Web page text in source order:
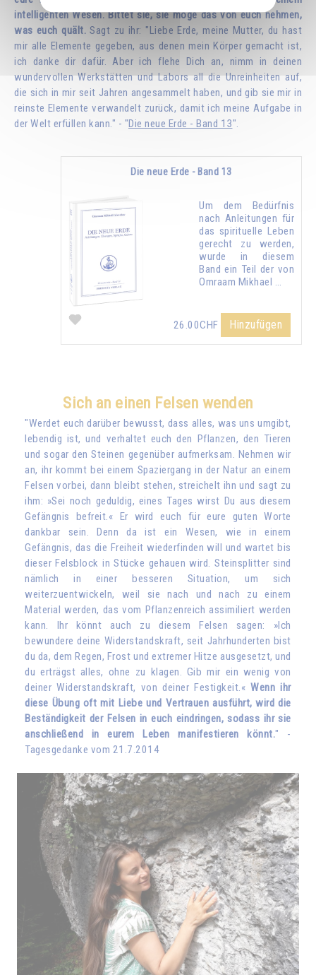
intelligenten Wesen. Bittet sie, sie möge das von euch nehmen,
was euch quält. Sagt zu ihr: "Liebe Erde, meine Mutter, du hast
mir alle Elemente gegeben, aus denen mein Körper gemacht ist,
ich danke dir dafür. Aber ich flehe Dich an, nimm in deinen
wundervollen Werkstätten und Labors all die Unreinheiten auf,
die sich in mir seit Jahren angesammelt haben, und gib sie mir in
reinste Elemente verwandelt zurück, damit ich meine Aufgabe in
der Welt erfüllen kann." - "Die neue Erde - Band 13".
Die neue Erde - Band 13
Um dem Bedürfnis
nach Anleitungen für
das spirituelle Leben
gerecht zu werden,
wurde in diesem
Band ein Teil der von
Omraam Mikhael …
26.00CHF Hinzufügen
Sich an einen Felsen wenden
"Werdet euch darüber bewusst, dass alles, was uns umgibt,
lebendig ist, und verhaltet euch den Pflanzen, den Tieren
und sogar den Steinen gegenüber aufmerksam. Nehmen wir
an, ihr kommt bei einem Spaziergang in der Natur an einem
Felsen vorbei, dann bleibt stehen, streichelt ihn und sagt zu
ihm: »Sei noch geduldig, eines Tages wirst Du aus diesem
Gefängnis befreit.« Er wird euch für eure guten Worte
dankbar sein. Denn da ist ein Wesen, wie in einem
Gefängnis, das die Freiheit wiederfinden will und wartet bis
dieser Felsblock in Stücke gehauen wird. Steinsplitter sind
nämlich in einer besseren Situation, um sich
weiterzuentwickeln, weil sie nach und nach zu einem
Material werden, das vom Pflanzenreich assimiliert werden
kann. Ihr könnt auch zu diesem Felsen sagen: »Ich
bewundere deine Widerstandskraft, seit Jahrhunderten bist
du da, dem Regen, Frost und extremer Hitze ausgesetzt, und
du erträgst alles, ohne zu klagen. Gib mir ein wenig von
deiner Widerstandskraft, von deiner Festigkeit.«Wenn ihr
diese Übung oft mit Liebe und Vertrauen ausführt, wird die
Beständigkeit der Felsen in euch eindringen, sodass ihr sie
anschließend in eurem Leben manifestieren könnt." -
Tagesgedanke vom 21.7.2014